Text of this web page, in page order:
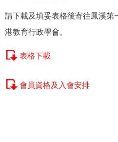
請下載及填妥表格後寄往鳳溪第
港教育行政學會。
表格下載
會員資格及入會安排